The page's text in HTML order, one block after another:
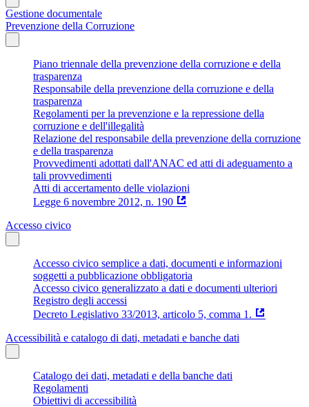
Gestione documentale
Prevenzione della Corruzione
Piano triennale della prevenzione della corruzione e della
trasparenza
Responsabile della prevenzione della corruzione e della
trasparenza
Regolamenti per la prevenzione e la repressione della
corruzione e dell'illegalità
Relazione del responsabile della prevenzione della corruzione
e della trasparenza
Provvedimenti adottati dall'ANAC ed atti di adeguamento a
tali provvedimenti
Atti di accertamento delle violazioni
Legge 6 novembre 2012, n. 190
Accesso civico
Accesso civico semplice a dati, documenti e informazioni
soggetti a pubblicazione obbligatoria
Accesso civico generalizzato a dati e documenti ulteriori
Registro degli accessi
Decreto Legislativo 33/2013, articolo 5, comma 1.
Accessibilità e catalogo di dati, metadati e banche dati
Catalogo dei dati, metadati e della banche dati
Regolamenti
Obiettivi di accessibilità